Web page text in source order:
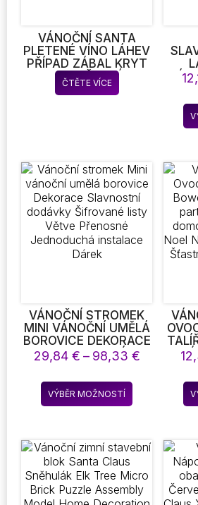
VÁNOČNÍ SANTA
PLETENÉ VÍNO LÁHEV
PŘÍPAD ZÁBAL KRYT
LOS SNĚHULÁK
ČERVENÉ VÍNO
ČTĚTE VÍCE
VÁNOČNÍ STROMEK
MINI VÁNOČNÍ UMĚLÁ
BOROVICE DEKORACE
SLAVNOSTNÍ
DODÁVKY ŠIFROVANÉ
LISTY VĚTVE
PŘENOSNÉ
JEDNODUCHÁ
29,84 € – 98,33 €Rozpětí
29,84 €
VÝBĚR MOŽNOSTÍ
Tento
produkt
variant.
Možnosti
lze
vybrat